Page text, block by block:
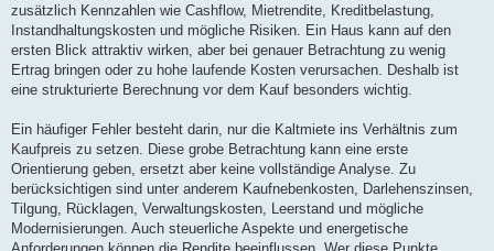
zusätzlich Kennzahlen wie Cashflow, Mietrendite, Kreditbelastung,
Instandhaltungskosten und mögliche Risiken. Ein Haus kann auf den
ersten Blick attraktiv wirken, aber bei genauer Betrachtung zu wenig
Ertrag bringen oder zu hohe laufende Kosten verursachen. Deshalb ist
eine strukturierte Berechnung vor dem Kauf besonders wichtig.
Ein häufiger Fehler besteht darin, nur die Kaltmiete ins Verhältnis zum
Kaufpreis zu setzen. Diese grobe Betrachtung kann eine erste
Orientierung geben, ersetzt aber keine vollständige Analyse. Zu
berücksichtigen sind unter anderem Kaufnebenkosten, Darlehenszinsen,
Tilgung, Rücklagen, Verwaltungskosten, Leerstand und mögliche
Modernisierungen. Auch steuerliche Aspekte und energetische